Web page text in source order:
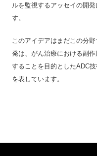
ルを監視するアッセイの開
す。
このアイデアはまだこの分
発は、がん治療における副
することを目的としたADC
を表しています。